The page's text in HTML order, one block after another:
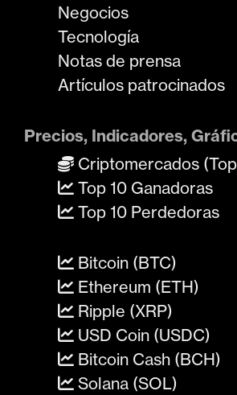
Negocios
Tecnología
Notas de prensa
Artículos patrocinados
Precios, Indicadores,
Criptomercados
Top 10 Ganadoras
Top 10 Perdedoras
Bitcoin (BTC)
Ethereum (ETH)
Ripple (XRP)
USD Coin (USDC)
Bitcoin Cash (BCH)
Solana (SOL)